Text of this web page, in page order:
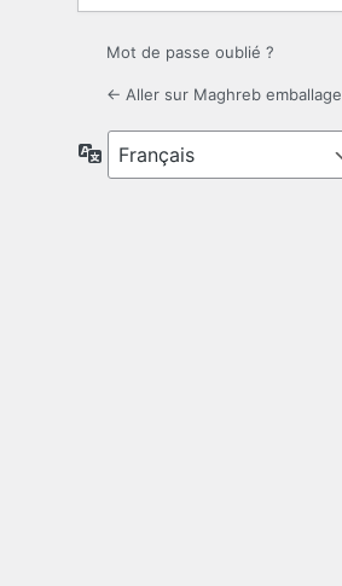
Mot de passe oublié ?
← Aller sur Maghreb emballage
Langue